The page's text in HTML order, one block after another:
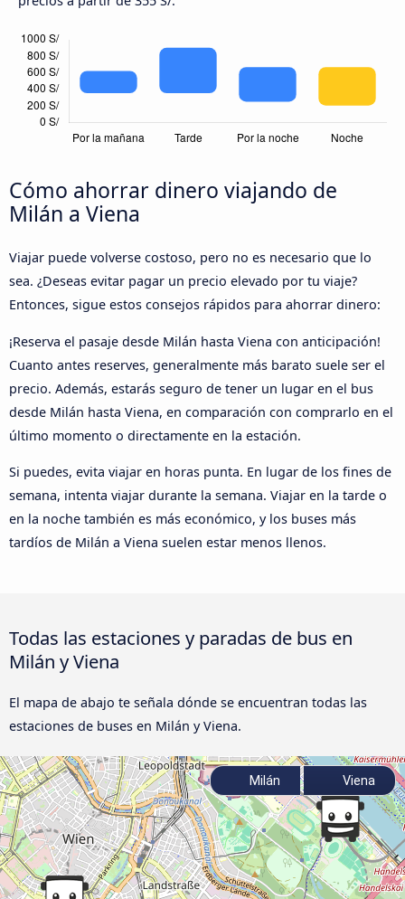
Cómo ahorrar dinero viajando de
Milán a Viena
Viajar puede volverse costoso, pero no es necesario que lo
sea. ¿Deseas evitar pagar un precio elevado por tu viaje?
Entonces, sigue estos consejos rápidos para ahorrar dinero:
¡Reserva el pasaje desde Milán hasta Viena con anticipación!
Cuanto antes reserves, generalmente más barato suele ser el
precio. Además, estarás seguro de tener un lugar en el bus
desde Milán hasta Viena, en comparación con comprarlo en el
último momento o directamente en la estación.
Si puedes, evita viajar en horas punta. En lugar de los fines de
semana, intenta viajar durante la semana. Viajar en la tarde o
en la noche también es más económico, y los buses más
tardíos de Milán a Viena suelen estar menos llenos.
Todas las estaciones y paradas de bus en
Milán y Viena
El mapa de abajo te señala dónde se encuentran todas las
estaciones de buses en Milán y Viena.
Milán Viena